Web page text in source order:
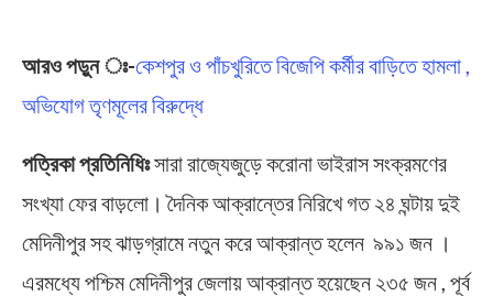
আরও পড়ুন ঃ-কেশপুর ও পাঁচখুরিতে বিজেপি কর্মীর বাড়িতে হামলা ,
অভিযোগ তৃণমূলের বিরুদ্ধে
পত্রিকা প্রতিনিধিঃসারা রাজ্যেজুড়ে করোনা ভাইরাস সংক্রমণের
সংখ্যা ফের বাড়লো। দৈনিক আক্রান্তের নিরিখে গত ২৪ ঘন্টায় দুই
মেদিনীপুর সহ ঝাড়গ্রামে নতুন করে আক্রান্ত হলেন ৯৯১ জন ।
এরমধ্যে পশ্চিম মেদিনীপুর জেলায় আক্রান্ত হয়েছেন ২৩৫ জন , পূর্ব